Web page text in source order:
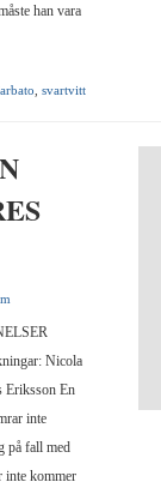
han vara
svartvitt
Nicola
Eriksson En
inte
på fall med
inte kommer